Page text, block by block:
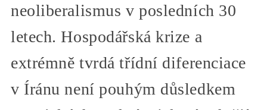
neoliberalismus v posledních 30
letech. Hospodářská krize a
extrémně tvrdá třídní diferenciace
v Íránu není pouhým důsledkem